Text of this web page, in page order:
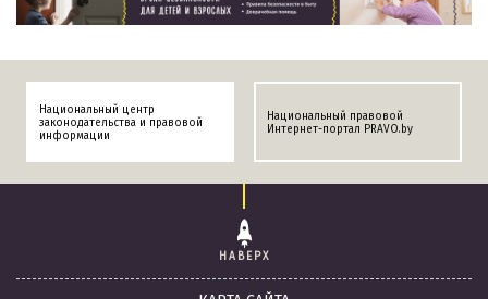
Национальный центр
законодательства и правовой
информации
Национальный правовой
Интернет-портал PRAVO.by
НАВЕРХ